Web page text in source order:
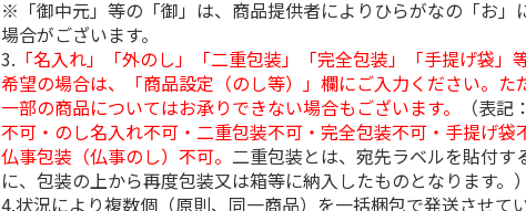
※「御中元」等の「御」は、商品提供者によりひらがなの「お」
場合がございます。
3. 「名入れ」「外のし」「二重包装」「完全包装」「手提げ袋」
希望の場合は、「商品設定（のし等）」欄にご入力ください。た
一部の商品についてはお承りできない場合もございます。
（表記：
不可・のし名入れ不可・二重包装不可・完全包装不可・手提げ袋
仏事包装（仏事のし）不可。 二重包装とは、宛先ラベルを貼付す
に、包装の上から再度包装又は箱等に納入したものとなります。）
4.状況により複数個（原則、同一商品）を一括梱包で発送させて